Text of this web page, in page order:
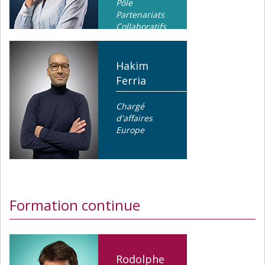
Pôle
Partenariats
Collaboratifs
Hakim
Ferria
Chargé
d'affaires
Europe
Formation continue
Rodolphe